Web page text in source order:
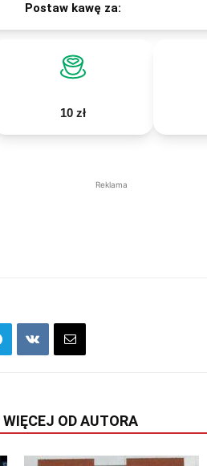
Postaw kawę za:
10 zł
Reklama
WIĘCEJ OD AUTORA